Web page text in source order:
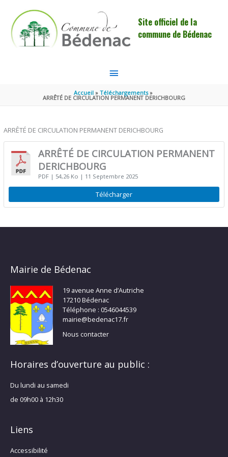
Site officiel de la
commune de Bédenac
MENU
PRINCIPAL
Accueil Téléchargements
ARRÊTÉ DE CIRCULATION PERMANENT DERICHBOURG
ARRÊTÉ DE CIRCULATION PERMANENT DERICHBOURG
ARRÊTÉ DE CIRCULATION PERMANENT
DERICHBOURG
PDF | 54,26 Ko | 11 Septembre 2025
Télécharger
Mairie de Bédenac
19 avenue Anne d’Autriche
17210 Bédenac
Téléphone : 0546044539
mairie@bedenac17.fr
Nous contacter
Horaires d’ouverture au public :
Du lundi au samedi
de 09h00 à 12h30
Liens
Accessibilité